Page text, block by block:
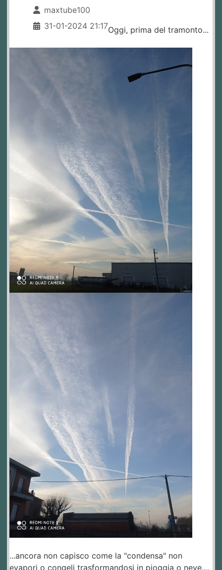
maxtube100
31-01-2024 21:17Oggi, prima del tramonto...
...ancora non capisco come la "condensa" non
evapori o congeli trasformandosi in pioggia o neve....